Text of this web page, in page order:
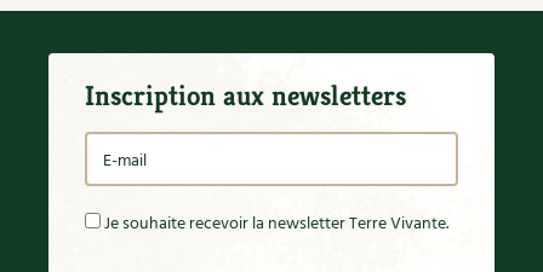
Paille
Panais
Parasite
Partenariat
Participatif
Patate douce
Inscription aux newsletters
Je souhaite recevoir la newsletter Terre Vivante.